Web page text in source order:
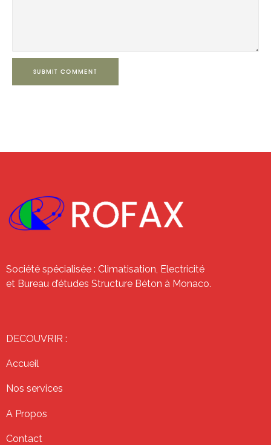
SUBMIT COMMENT
Société spécialisée : Climatisation, Electricité
et Bureau d’études Structure Béton à Monaco.
DECOUVRIR :
Accueil
Nos services
A Propos
Contact